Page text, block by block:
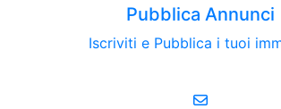
Pubblica Annunci
Iscriviti e Pubblica i tuoi